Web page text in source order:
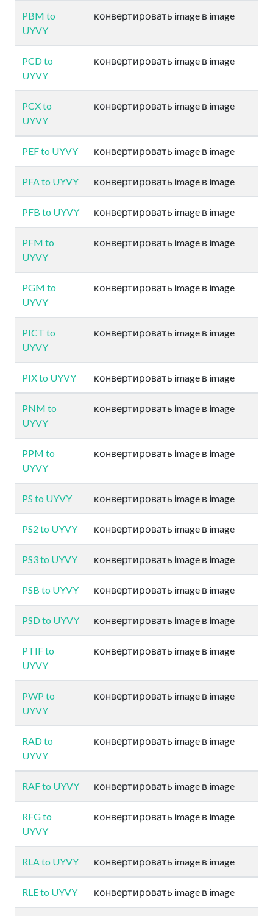
PBM to
UYVY
конвертировать image в image
PCD to
UYVY
конвертировать image в image
PCX to
UYVY
конвертировать image в image
PEF to UYVY конвертировать image в image
PFA to UYVY конвертировать image в image
PFB to UYVY конвертировать image в image
PFM to
UYVY
конвертировать image в image
PGM to
UYVY
конвертировать image в image
PICT to
UYVY
конвертировать image в image
PIX to UYVY конвертировать image в image
PNM to
UYVY
конвертировать image в image
PPM to
UYVY
конвертировать image в image
PS to UYVY конвертировать image в image
PS2 to UYVY конвертировать image в image
PS3 to UYVY конвертировать image в image
PSB to UYVY конвертировать image в image
PSD to UYVY конвертировать image в image
PTIF to
UYVY
конвертировать image в image
PWP to
UYVY
конвертировать image в image
RAD to
UYVY
конвертировать image в image
RAF to UYVY конвертировать image в image
RFG to
UYVY
конвертировать image в image
RLA to UYVY конвертировать image в image
RLE to UYVY конвертировать image в image